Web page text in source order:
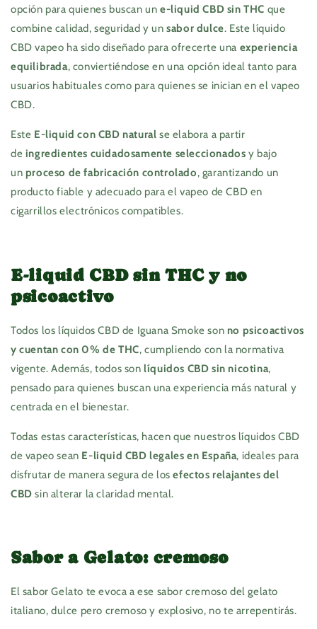
opción para quienes buscan une-liquid CBD sin THC que
combine calidad, seguridad y unsabor dulce. Este líquido
CBD vapeo ha sido diseñado para ofrecerte una experiencia
equilibrada, conviertiéndose en una opción ideal tanto para
usuarios habituales como para quienes se inician en el vapeo
CBD.
Este E-liquid con CBD natural se elabora a partir
de ingredientes cuidadosamente seleccionados y bajo
un proceso de fabricación controlado, garantizando un
producto fiable y adecuado para el vapeo de CBD en
cigarrillos electrónicos compatibles.
E-liquid CBD sin THC y no
psicoactivo
Todos los líquidos CBD de Iguana Smoke son no psicoactivos
y cuentan con 0% de THC, cumpliendo con la normativa
vigente. Además, todos son líquidos CBD sin nicotina,
pensado para quienes buscan una experiencia más natural y
centrada en el bienestar.
Todas estas características, hacen que nuestros líquidos CBD
de vapeo sean E-liquid CBD legales en España, ideales para
disfrutar de manera segura de losefectos relajantes del
CBD sin alterar la claridad mental.
Sabor a Gelato: cremoso
El sabor Gelato te evoca a ese sabor cremoso del gelato
italiano, dulce pero cremoso y explosivo, no te arrepentirás.